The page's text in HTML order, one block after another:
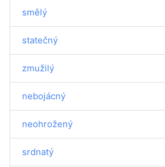
smělý
statečný
zmužilý
nebojácný
neohrožený
srdnatý